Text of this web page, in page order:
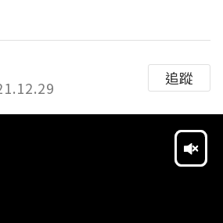
追蹤